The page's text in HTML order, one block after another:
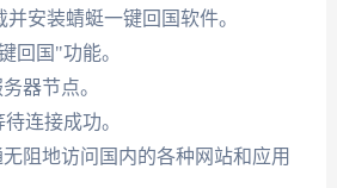
并安装蜻蜓一键回国软件。
回国"功能。
器节点。
连接成功。
阻地访问国内的各种网站和应用